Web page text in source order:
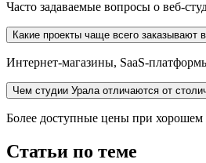
Часто задаваемые вопросы о веб-
Какие проекты чаще всего заказывают
Интернет-магазины, SaaS-
Чем студии Урала отличаются от
Более доступные цены при хорошем
Статьи по теме